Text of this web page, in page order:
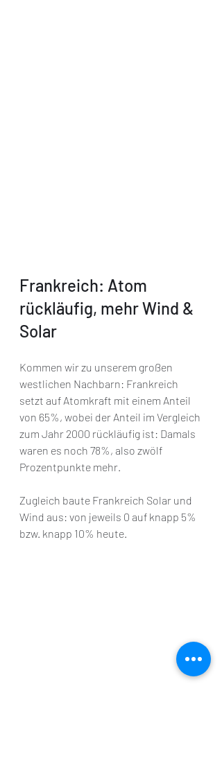
Frankreich: Atom
rückläufig, mehr Wind &
Solar
Kommen wir zu unserem großen
westlichen Nachbarn: Frankreich
setzt auf Atomkraft mit einem Anteil
von 65%, wobei der Anteil im Vergleich
zum Jahr 2000 rückläufig ist: Damals
waren es noch 78%, also zwölf
Prozentpunkte mehr.
Zugleich baute Frankreich Solar und
Wind aus: von jeweils 0 auf knapp 5%
bzw. knapp 10% heute.